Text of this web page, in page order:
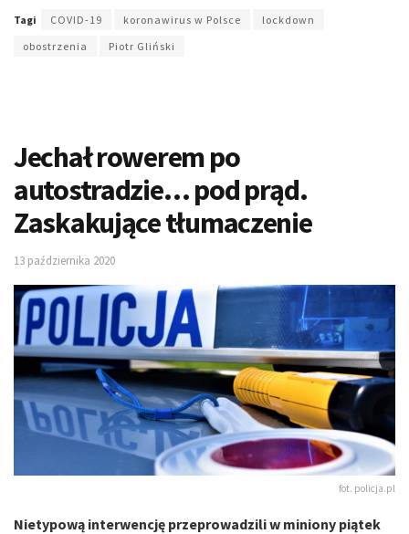
Tagi COVID-19 koronawirus w Polsce
lockdown
obostrzenia
Piotr Gliński
Jechał rowerem po
autostradzie… pod prąd.
Zaskakujące tłumaczenie
13 października 2020
fot. policja.pl
Nietypową interwencję przeprowadzili w miniony piątek